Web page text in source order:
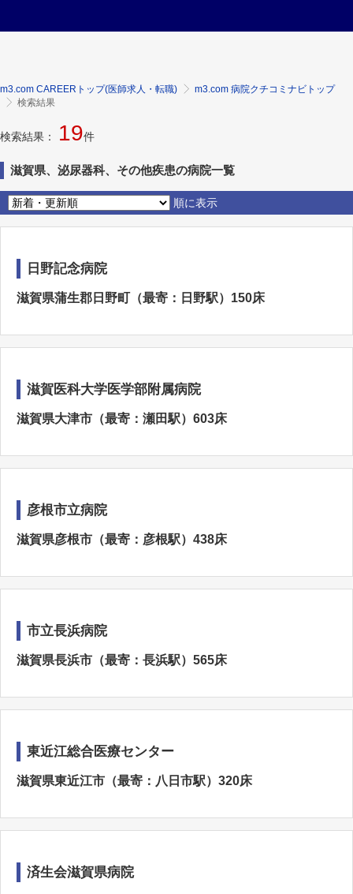
m3.com CAREERトップ(医師求人・転職)
m3.com 病院クチコミナビトップ
検索結果
検索結果： 19件
滋賀県、泌尿器科、その他疾患の病院一覧
順に表示
日野記念病院
滋賀県蒲生郡日野町（最寄：日野駅）150床
滋賀医科大学医学部附属病院
滋賀県大津市（最寄：瀬田駅）603床
彦根市立病院
滋賀県彦根市（最寄：彦根駅）438床
市立長浜病院
滋賀県長浜市（最寄：長浜駅）565床
東近江総合医療センター
滋賀県東近江市（最寄：八日市駅）320床
済生会滋賀県病院